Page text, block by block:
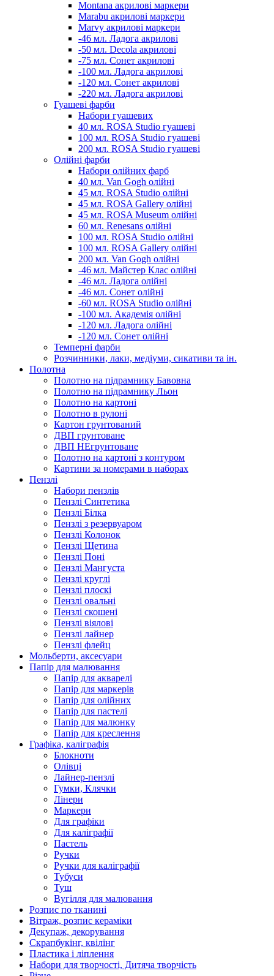
Montana акрилові маркери
Marabu акрилові маркери
Marvy акрилові маркери
-46 мл. Ладога акрилові
-50 мл. Decola акрилові
-75 мл. Сонет акрилові
-100 мл. Ладога акрилові
-120 мл. Сонет акрилові
-220 мл. Ладога акрилові
Гуашеві фарби
Набори гуашевих
40 мл. ROSA Studio гуашеві
100 мл. ROSA Studio гуашеві
200 мл. ROSA Studio гуашеві
Олійні фарби
Набори олійних фарб
40 мл. Van Gogh олійні
45 мл. ROSA Studio олійні
45 мл. ROSA Gallery олійні
45 мл. ROSA Museum олійні
60 мл. Renesans олійні
100 мл. ROSA Studio олійні
100 мл. ROSA Gallery олійні
200 мл. Van Gogh олійні
-46 мл. Майстер Клас олійні
-46 мл. Ладога олійні
-46 мл. Сонет олійні
-60 мл. ROSA Studio олійні
-100 мл. Академія олійні
-120 мл. Ладога олійні
-120 мл. Сонет олійні
Темперні фарби
Розчинники, лаки, медіуми, сикативи та ін.
Полотна
Полотно на підрамнику Бавовна
Полотно на підрамнику Льон
Полотно на картоні
Полотно в рулоні
Картон грунтований
ДВП грунтоване
ДВП НЕгрунтоване
Полотно на картоні з контуром
Картини за номерами в наборах
Пензлі
Набори пензлів
Пензлі Синтетика
Пензлі Білка
Пензлі з резервуаром
Пензлі Колонок
Пензлі Щетина
Пензлі Поні
Пензлі Мангуста
Пензлі круглі
Пензлі плоскі
Пензлі овальні
Пензлі скошені
Пензлі віялові
Пензлі лайнер
Пензлі флейц
Мольберти, аксесуари
Папір для малювання
Папір для акварелі
Папір для маркерів
Папір для олійних
Папір для пастелі
Папір для малюнку
Папір для креслення
Графіка, каліграфія
Блокноти
Олівці
Лайнер-пензлі
Гумки, Клячки
Лінери
Маркери
Для графіки
Для каліграфії
Пастель
Ручки
Ручки для каліграфії
Тубуси
Туш
Вугілля для малювання
Розпис по тканині
Вітраж, розпис кераміки
Декупаж, декорування
Скрапбукінг, квілінг
Пластика і ліплення
Набори для творчості, Дитяча творчість